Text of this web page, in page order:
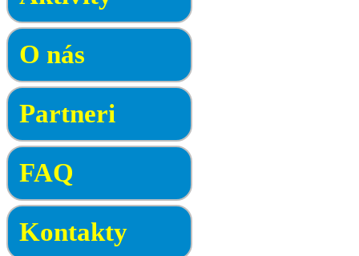
O nás
Partneri
FAQ
Kontakty